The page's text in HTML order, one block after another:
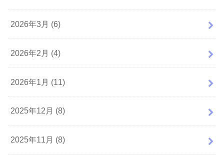
2026年3月 (6)
2026年2月 (4)
2026年1月 (11)
2025年12月 (8)
2025年11月 (8)